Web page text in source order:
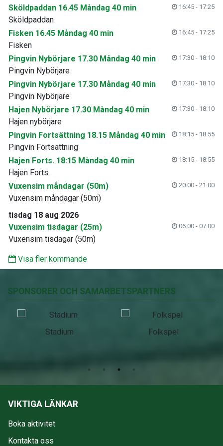
Sköldpaddan 16.45 Måndag 40 min 16:45 - 17:25
Sköldpaddan
Fisken 16.45 Måndag 40 min
16:45 - 17:25
Fisken
Pingvin Nybörjare 17.30 Måndag 40 min
17:30 - 18:10
Pingvin Nybörjare
Pingvin Nybörjare 17.30 Måndag 40 min
17:30 - 18:10
Pingvin Nybörjare
Hajen Nybörjare 17.30 Måndag 40 min
17:30 - 18:10
Hajen nybörjare
Pingvin Fortsättning 18.15 Måndag 40 min
18:15 - 18:55
Pingvin Fortsättning
Hajen Forts. 18:15 Måndag 40 min
18:15 - 18:55
Hajen Forts.
Vuxensim måndagar (50m)
20:00 - 21:00
Vuxensim måndagar (50m)
tisdag 18 aug 2026
Vuxensim tisdagar (25m)
06:00 - 07:00
Vuxensim tisdagar (50m)
Visa fler kommande
SPONSORER OCH SAMARBETSPARTNERS
Stadium Folkspel
VIKTIGA LÄNKAR
Boka aktivitet
Kontakta oss